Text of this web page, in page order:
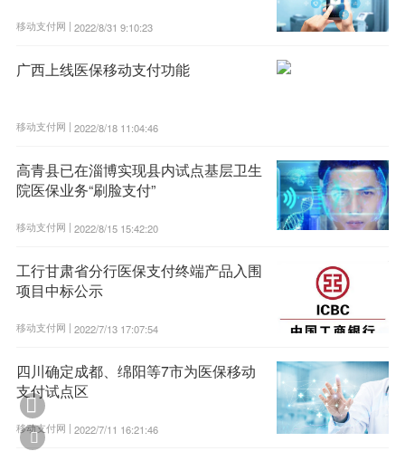
移动支付网 | 2022/8/31 9:10:23
广西上线医保移动支付功能
移动支付网 | 2022/8/18 11:04:46
高青县已在淄博实现县内试点基层卫生
院医保业务“刷脸支付”
移动支付网 | 2022/8/15 15:42:20
工行甘肃省分行医保支付终端产品入围
项目中标公示
移动支付网 | 2022/7/13 17:07:54
四川确定成都、绵阳等7市为医保移动
支付试点区
移动支付网 | 2022/7/11 16:21:46

